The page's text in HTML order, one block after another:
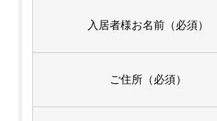
入居者様お名前（必須）
ご住所（必須）